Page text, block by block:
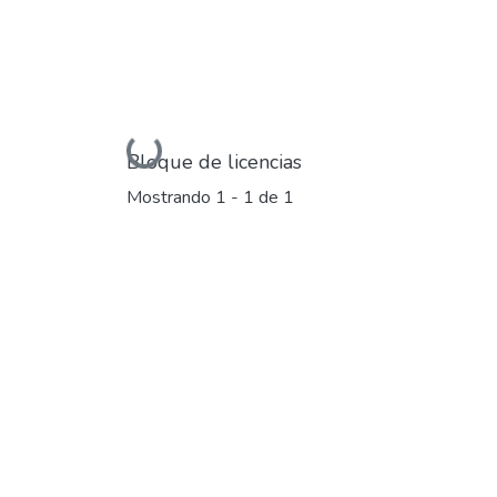
Cargando...
Bloque de licencias
Mostrando 1 - 1 de 1